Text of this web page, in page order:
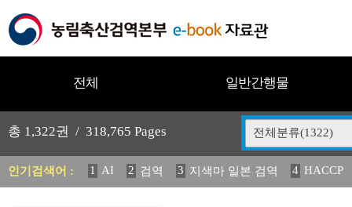
전체 일반간행물
총 1,322권 / 318,765 Pages 전체분류(1322)
인기검색어 : 1 AI 2 검역 3 지색마 일본 검역 4 HACCP
11 2025 12 중독성 식물 도감 13 媛 異 14